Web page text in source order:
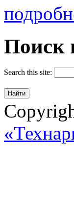
Поиск
Search this site: